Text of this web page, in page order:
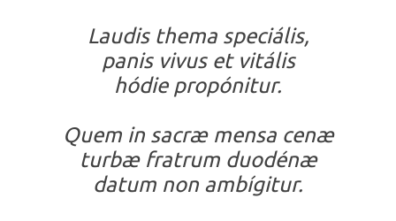
Laudis thema speciális,
panis vivus et vitális
hódie propónitur.
Quem in sacræ mensa cenæ
turbæ fratrum duodénæ
datum non ambígitur.